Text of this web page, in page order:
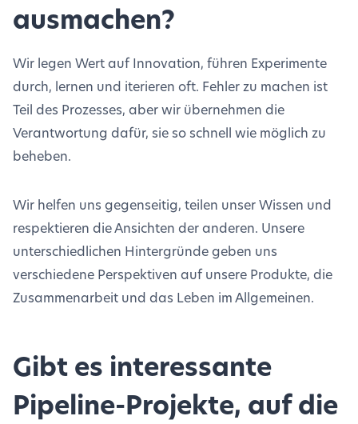
ausmachen?
Wir legen Wert auf Innovation, führen Experimente
durch, lernen und iterieren oft. Fehler zu machen ist
Teil des Prozesses, aber wir übernehmen die
Verantwortung dafür, sie so schnell wie möglich zu
beheben.
Wir helfen uns gegenseitig, teilen unser Wissen und
respektieren die Ansichten der anderen. Unsere
unterschiedlichen Hintergründe geben uns
verschiedene Perspektiven auf unsere Produkte, die
Zusammenarbeit und das Leben im Allgemeinen.
Gibt es interessante
Pipeline-Projekte, auf die